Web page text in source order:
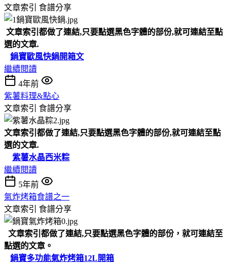
文章索引 食譜分享
文章索引都做了連結,只要點選黑色字體的部份,就可連結至點
選的文章.
鍋寶歐風快鍋開箱文
繼續閱讀
4年前
紫薯料理&點心
文章索引 食譜分享
文章索引都做了連結,只要點選黑色字體的部份,就可連結至點
選的文章.
紫薯水晶西米粽
繼續閱讀
5年前
氣炸烤箱食譜之一
文章索引 食譜分享
文章索引都做了連結,只要點選黑色字體的部份，就可連結至
點選的文章。
鍋寶多功能氣炸烤箱12L開箱